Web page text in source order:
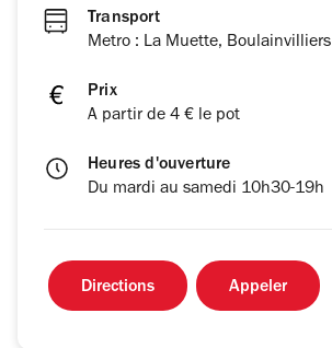
Transport
Metro : La Muette, Boulainvilliers
Prix
A partir de 4 € le pot
Heures d'ouverture
Du mardi au samedi 10h30-19h
Directions Appeler